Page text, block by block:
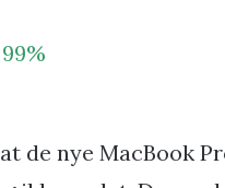
de nye MacBook